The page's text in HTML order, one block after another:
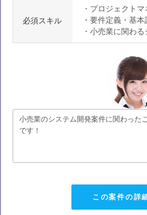
必須スキル
・プロジェクト
・要件定義・基
・小売業に関わ
小売業のシステム開発案件に関わった
です！
この案件の詳